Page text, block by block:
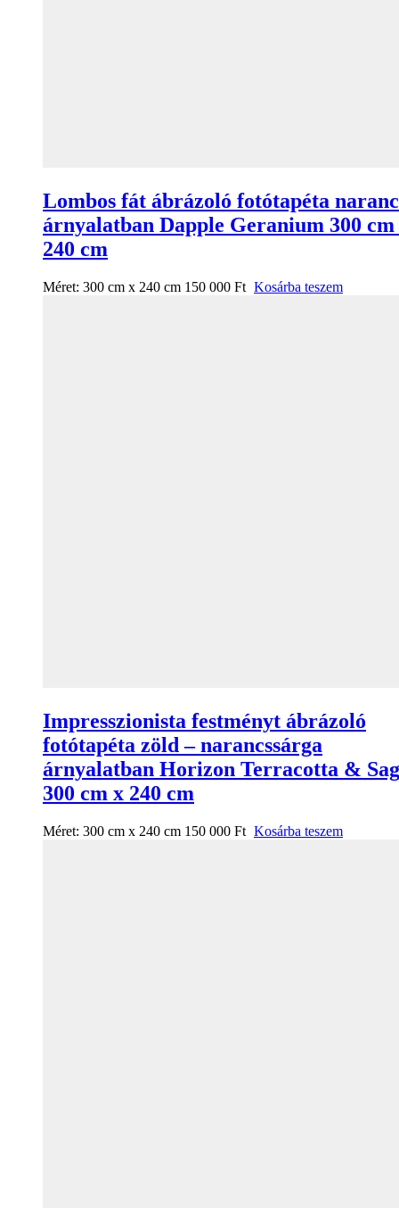
Lombos fát ábrázoló fotótapéta
árnyalatban Dapple Geranium 300 cm
240 cm
Méret: 300 cm x 240 cm 150 000 Ft Kosárba teszem
Impresszionista festményt ábrázoló
fotótapéta zöld – narancssárga
árnyalatban Horizon Terracotta &
300 cm x 240 cm
Méret: 300 cm x 240 cm 150 000 Ft Kosárba teszem